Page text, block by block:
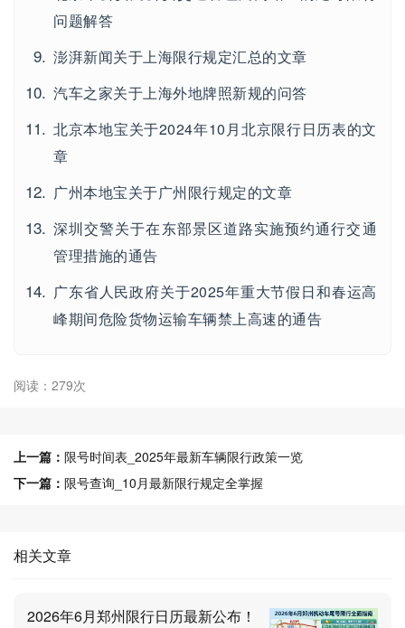
问题解答
澎湃新闻关于上海限行规定汇总的文章
汽车之家关于上海外地牌照新规的问答
北京本地宝关于2024年10月北京限行日历表的文
章
广州本地宝关于广州限行规定的文章
深圳交警关于在东部景区道路实施预约通行交通
管理措施的通告
广东省人民政府关于2025年重大节假日和春运高
峰期间危险货物运输车辆禁上高速的通告
阅读：279次
上一篇： 限号时间表_2025年最新车辆限行政策一览
下一篇： 限号查询_10月最新限行规定全掌握
相关文章
2026年6月郑州限行日历最新公布！